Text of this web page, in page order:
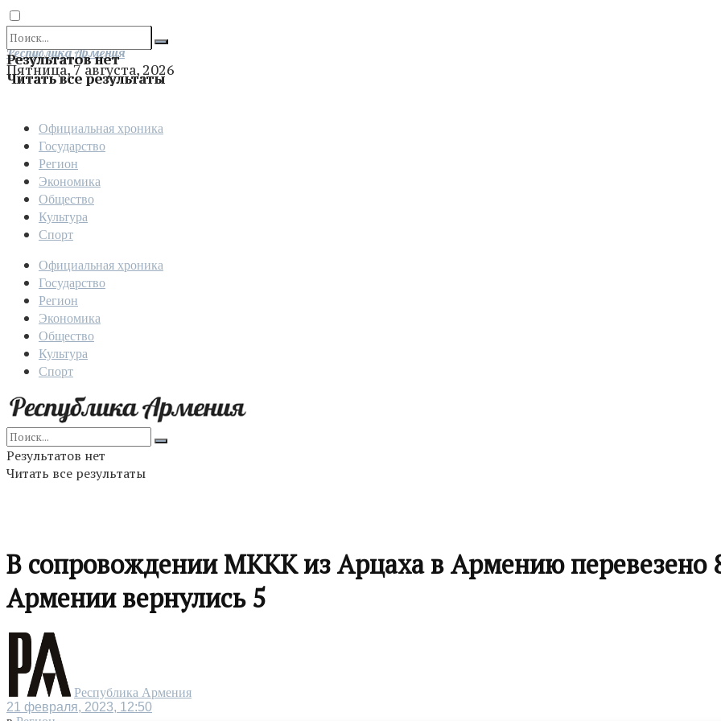
Результатов нет
Читать все результаты
Отправить
Республика Армения
Пятница, 7 августа, 2026
Официальная хроника
Государство
Регион
Экономика
Общество
Культура
Спорт
Официальная хроника
Государство
Регион
Экономика
Общество
Культура
Спорт
Результатов нет
Читать все результаты
В сопровождении МККК из Арцаха в Армению перевезено
Армении вернулись 5
Республика Армения
21 февраля, 2023, 12:50